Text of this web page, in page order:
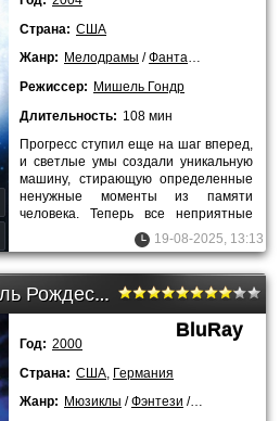
Страна: США
Жанр: Мелодрамы /Фантастика
Режиссер: Мишель Гондр
Длительность: 108 мин
Прогресс ступил еще на шаг вперед,
и светлые умы создали уникальную
машину, стирающую определенные
ненужные моменты из памяти
человека. Теперь все неприятные
воспоминания можно было19-08-2025, 13:13
Гринч – похититель Рождества (2000)
BluRay
Год: 2000
Страна: США Германия
Жанр: Мюзиклы /Фэнтези / Комедии